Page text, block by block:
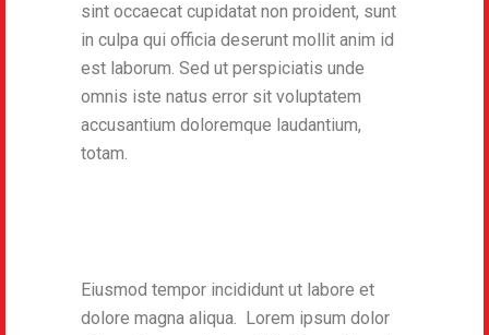
sint occaecat cupidatat non proident, sunt
in culpa qui officia deserunt mollit anim id
est laborum. Sed ut perspiciatis unde
omnis iste natus error sit voluptatem
accusantium doloremque laudantium,
totam.
Eiusmod tempor incididunt ut labore et
dolore magna aliqua. Lorem ipsum dolor